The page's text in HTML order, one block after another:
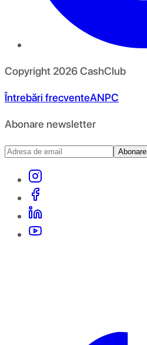
Copyright 2026CashClub
Întrebări frecventeANPC
Abonare newsletter
Abonare